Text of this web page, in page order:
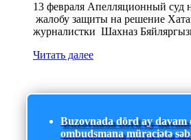
13 февраля Апелляционный суд
жалобу защиты на решение
журналистки Шахназ
Читать далее
Buzovnada dörd ay davam
ombudsmana müraciətə